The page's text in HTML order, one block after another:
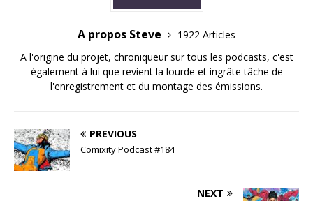
A propos Steve
1922 Articles
A l'origine du projet, chroniqueur sur tous les podcasts, c'est
également à lui que revient la lourde et ingrâte tâche de
l'enregistrement et du montage des émissions.
PREVIOUS
Comixity Podcast #184
NEXT